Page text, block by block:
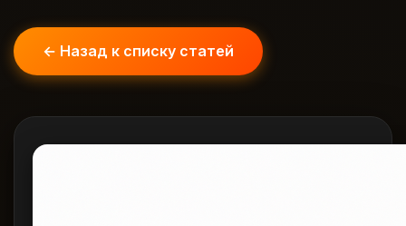
← Назад к списку статей